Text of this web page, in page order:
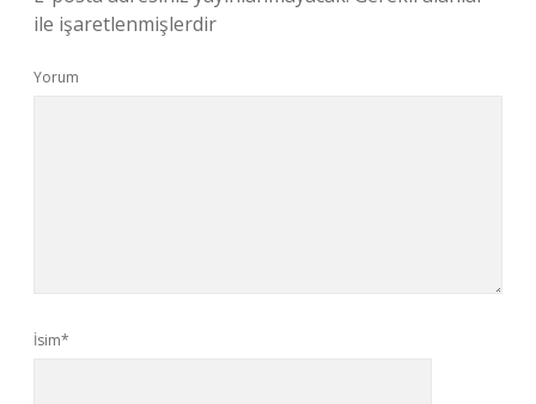
ile işaretlenmişlerdir
Yorum
İsim*